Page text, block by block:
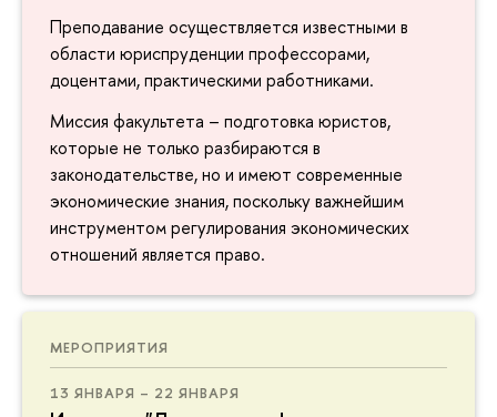
Преподавание осуществляется известными в
области юриспруденции профессорами,
доцентами, практическими работниками.
Миссия факультета – подготовка юристов,
которые не только разбираются в
законодательстве, но и имеют современные
экономические знания, поскольку важнейшим
инструментом регулирования экономических
отношений является право.
МЕРОПРИЯТИЯ
13 ЯНВАРЯ – 22 ЯНВАРЯ